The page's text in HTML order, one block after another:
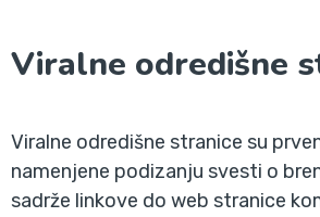
Viralne odredišne
Viralne odredišne stranice su
namenjene podizanju svesti o
sadrže linkove do web stranice